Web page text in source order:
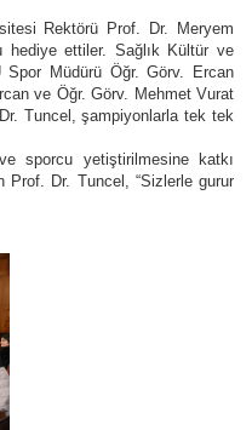
Rektörü Prof. Dr. Meryem
hediye ettiler. Sağlık Kültür ve
Müdürü Öğr. Görv. Ercan
ve Öğr. Görv. Mehmet Vurat
Tuncel, şampiyonlarla tek tek
sporcu yetiştirilmesine katkı
Prof. Dr. Tuncel, “Sizlerle gurur